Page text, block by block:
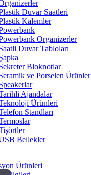
Duvar Saatleri
Kalemler
Organizerler
Duvar Tabloları
Bloknotlar
ve Porselen Ürünler
Ajandalar
Ürünleri
Standları
Bellekler
Ürünleri